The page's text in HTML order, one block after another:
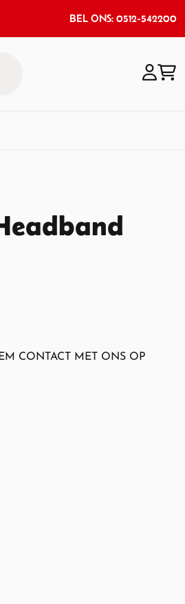
BEL ONS: 0512-542200
CONTACT MET ONS OP